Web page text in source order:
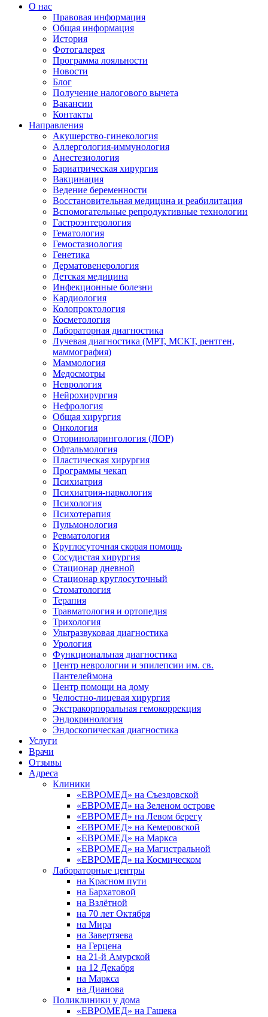
О нас
Правовая информация
Общая информация
История
Фотогалерея
Программа лояльности
Новости
Блог
Получение налогового вычета
Вакансии
Контакты
Направления
Акушерство-гинекология
Аллергология-иммунология
Анестезиология
Бариатрическая хирургия
Вакцинация
Ведение беременности
Восстановительная медицина и реабилитация
Вспомогательные репродуктивные технологии
Гастроэнтерология
Гематология
Гемостазиология
Генетика
Дерматовенерология
Детская медицина
Инфекционные болезни
Кардиология
Колопроктология
Косметология
Лабораторная диагностика
Лучевая диагностика (МРТ, МСКТ, рентген,
маммография)
Маммология
Медосмотры
Неврология
Нейрохирургия
Нефрология
Общая хирургия
Онкология
Оториноларингология (ЛОР)
Офтальмология
Пластическая хирургия
Программы чекап
Психиатрия
Психиатрия-наркология
Психология
Психотерапия
Пульмонология
Ревматология
Круглосуточная скорая помощь
Сосудистая хирургия
Стационар дневной
Стационар круглосуточный
Стоматология
Терапия
Травматология и ортопедия
Трихология
Ультразвуковая диагностика
Урология
Функциональная диагностика
Центр неврологии и эпилепсии им. св.
Пантелеймона
Центр помощи на дому
Челюстно-лицевая хирургия
Экстракорпоральная гемокоррекция
Эндокринология
Эндоскопическая диагностика
Услуги
Врачи
Отзывы
Адреса
Клиники
«ЕВРОМЕД» на Съездовской
«ЕВРОМЕД» на Зеленом острове
«ЕВРОМЕД» на Левом берегу
«ЕВРОМЕД» на Кемеровской
«ЕВРОМЕД» на Маркса
«ЕВРОМЕД» на Магистральной
«ЕВРОМЕД» на Космическом
Лабораторные центры
на Красном пути
на Бархатовой
на Взлётной
на 70 лет Октября
на Мира
на Завертяева
на Герцена
на 21-й Амурской
на 12 Декабря
на Маркса
на Дианова
Поликлиники у дома
«ЕВРОМЕД» на Гашека